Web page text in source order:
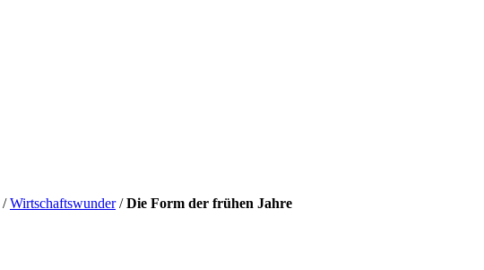
/Wirtschaftswunder/Die Form der frühen Jahre